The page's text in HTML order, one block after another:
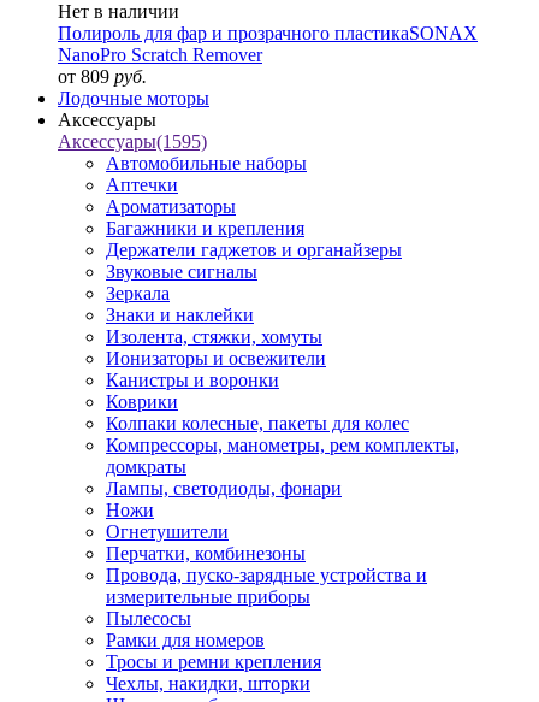
Нет в наличии
Полироль для фар и прозрачного пластикаSONAX
NanoPro Scratch Remover
от 809 руб.
Лодочные моторы
Аксессуары
Аксессуары(1595)
Автомобильные наборы
Аптечки
Ароматизаторы
Багажники и крепления
Держатели гаджетов и органайзеры
Звуковые сигналы
Зеркала
Знаки и наклейки
Изолента, стяжки, хомуты
Ионизаторы и освежители
Канистры и воронки
Коврики
Колпаки колесные, пакеты для колес
Компрессоры, манометры, рем комплекты,
домкраты
Лампы, светодиоды, фонари
Ножи
Огнетушители
Перчатки, комбинезоны
Провода, пуско-зарядные устройства и
измерительные приборы
Пылесосы
Рамки для номеров
Тросы и ремни крепления
Чехлы, накидки, шторки